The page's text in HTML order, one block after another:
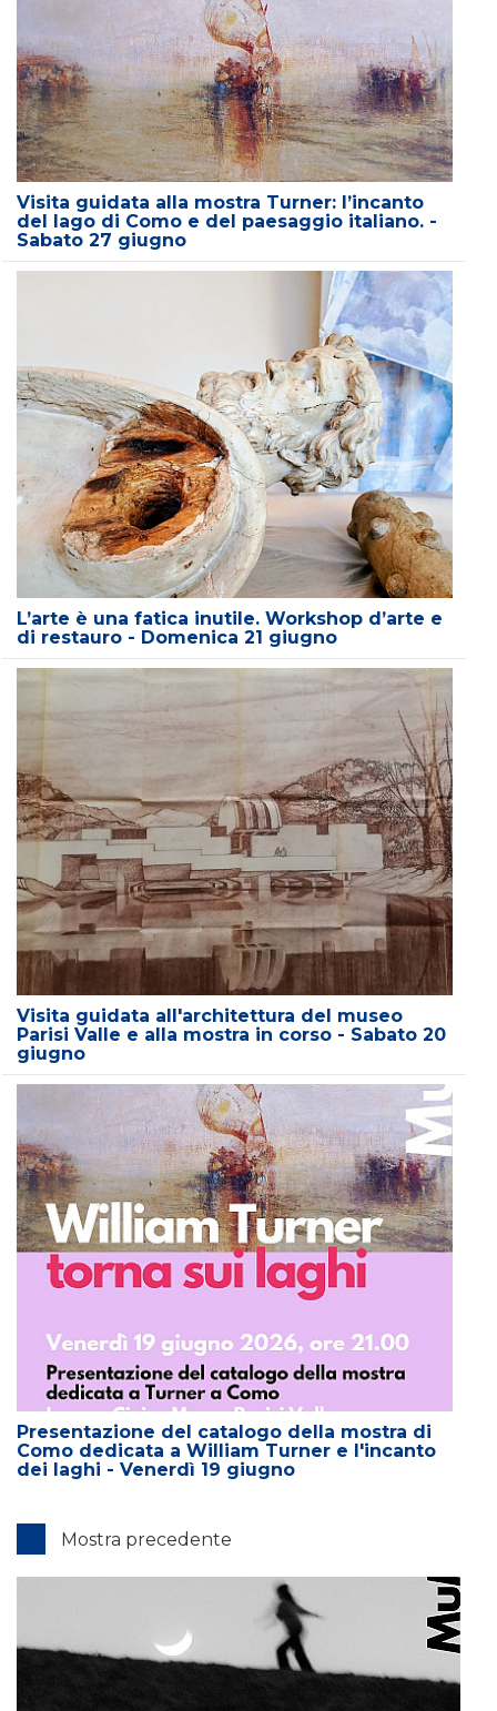
Visita guidata alla mostra Turner: l’incanto
del lago di Como e del paesaggio italiano. -
Sabato 27 giugno
L’arte è una fatica inutile. Workshop d’arte e
di restauro - Domenica 21 giugno
Visita guidata all'architettura del museo
Parisi Valle e alla mostra in corso - Sabato 20
giugno
Presentazione del catalogo della mostra di
Como dedicata a William Turner e l'incanto
dei laghi - Venerdì 19 giugno
Mostra precedente